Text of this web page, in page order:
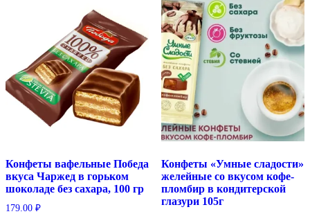
Конфеты вафельные Победа
вкуса Чаржед в горьком
шоколаде без сахара, 100 гр
179.00 ₽
Конфеты «Умные сладости»
желейные со вкусом кофе-
пломбир в кондитерской
глазури 105г